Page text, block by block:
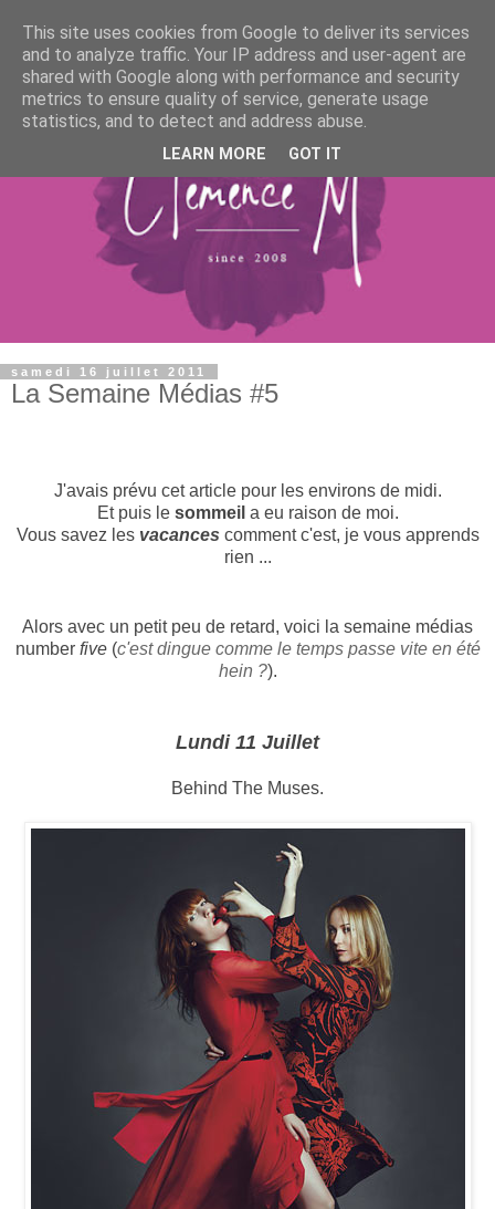
samedi 16 juillet 2011
La Semaine Médias #5
J'avais prévu cet article pour les environs de midi.
Et puis le sommeil a eu raison de moi.
Vous savez les vacances comment c'est, je vous apprends
rien ...
Alors avec un petit peu de retard, voici la semaine médias
numberfive(c'est dingue comme le temps passe vite en été
hein ?).
Lundi 11 Juillet
Behind The Muses.
This site uses cookies from Google to deliver its services
and to analyze traffic. Your IP address and user-agent are
shared with Google along with performance and security
metrics to ensure quality of service, generate usage
statistics, and to detect and address abuse.
LEARN MORE GOT IT